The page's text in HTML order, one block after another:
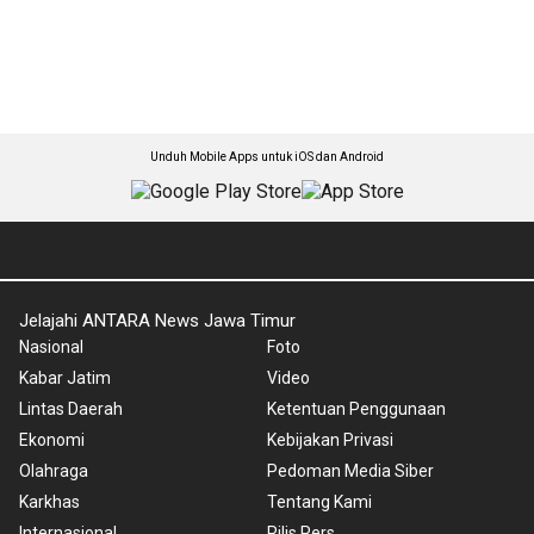
Unduh Mobile Apps untuk iOS dan Android
Jelajahi ANTARA News Jawa Timur
Nasional
Kabar Jatim
Lintas Daerah
Ekonomi
Olahraga
Karkhas
Foto
Video
Ketentuan Penggunaan
Kebijakan Privasi
Pedoman Media Siber
Tentang Kami